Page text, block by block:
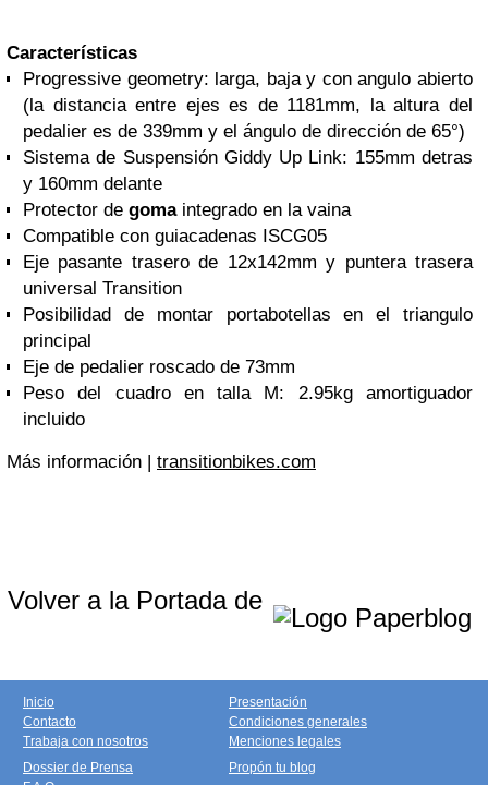
Características
Progressive geometry: larga, baja y con angulo abierto
(la distancia entre ejes es de 1181mm, la altura del
pedalier es de 339mm y el ángulo de dirección de 65°)
Sistema de Suspensión Giddy Up Link: 155mm detras
y 160mm delante
Protector de gomaintegrado en la vaina
Compatible con guiacadenas ISCG05
Eje pasante trasero de 12x142mm y puntera trasera
universal Transition
Posibilidad de montar portabotellas en el triangulo
principal
Eje de pedalier roscado de 73mm
Peso del cuadro en talla M: 2.95kg amortiguador
incluido
Más información | transitionbikes.com
Volver a la Portada de
Inicio
Contacto
Trabaja con nosotros
Presentación
Condiciones generales
Menciones legales
Dossier de Prensa
Propón tu blog